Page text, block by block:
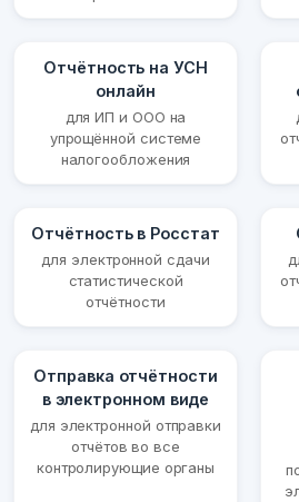
Отчётность на УСН
онлайн
для ИП и ООО на
упрощённой системе
налогообложения
Отчётность в Росстат
для электронной сдачи
статистической
отчётности
Отправка отчётности
в электронном виде
для электронной отправки
отчётов во все
контролирующие органы